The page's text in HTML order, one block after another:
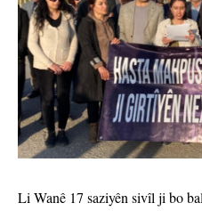
Li Wanê 17 saziyên sivîl ji bo